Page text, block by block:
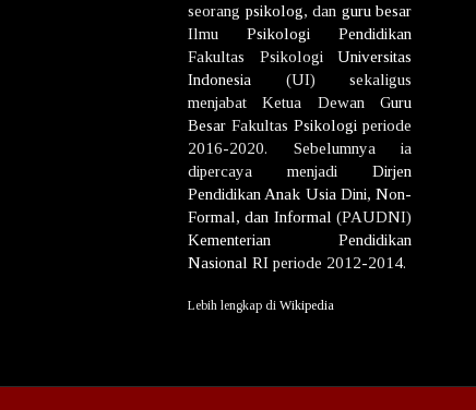
seorang psikolog, dan guru besar
Ilmu Psikologi
Pendidikan
Fakultas Psikologi Universitas
Indonesia (UI) sekaligus
menjabat Ketua Dewan Guru
Besar Fakultas Psikologi periode
2016-2020. Sebelumnya ia
dipercaya menjadi Dirjen
Pendidikan Anak Usia Dini, Non-
Formal, dan Informal (PAUDNI)
Kementerian Pendidikan
Nasional RI periode 2012-2014.
Lebih lengkap di Wikipedia